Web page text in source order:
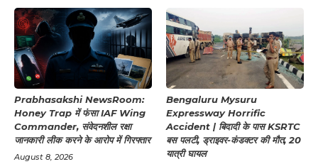
Prabhasakshi NewsRoom:
Honey Trap में फंसा IAF Wing
Commander, संवेदनशील रक्षा
जानकारी लीक करने के आरोप में गिरफ्तार
August 8, 2026
Bengaluru Mysuru
Expressway Horrific
Accident | बिदादी के पास KSRTC
बस पलटी, ड्राइवर-कंडक्टर की मौत, 20
यात्री घायल